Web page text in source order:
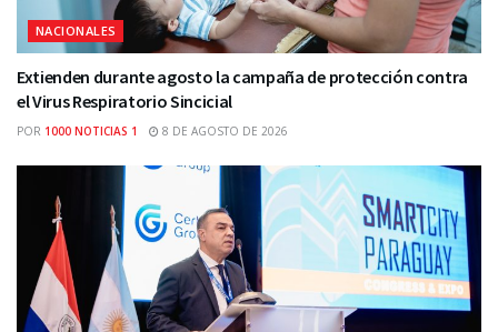
NACIONALES
Extienden durante agosto la campaña de protección contra
el Virus Respiratorio Sincicial
POR 1000 NOTICIAS 1 8 DE AGOSTO DE 2026